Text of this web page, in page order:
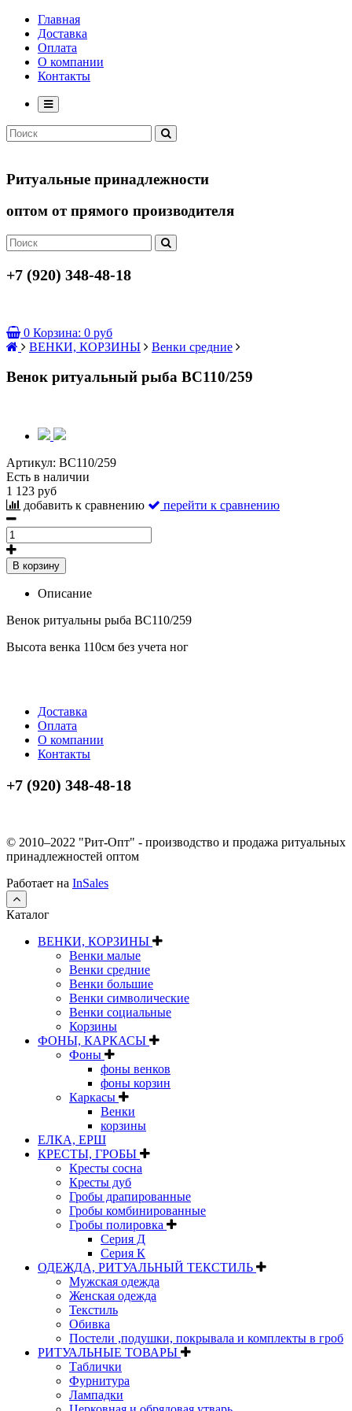
Главная
Доставка
Оплата
О компании
Контакты
Ритуальные принадлежности
оптом от прямого производителя
+7 (920) 348-48-18
0 Корзина: 0 руб
ВЕНКИ, КОРЗИНЫ
Венки средние
Венок ритуальный рыба ВС110/259
Артикул: ВС110/259
Есть в наличии
1 123 руб
добавить к сравнению
перейти к сравнению
В корзину
Описание
Венок ритуальны рыба ВС110/259
Высота венка 110см без учета ног
Доставка
Оплата
О компании
Контакты
+7 (920) 348-48-18
© 2010–2022 "Рит-Опт" - производство и продажа ритуальных
принадлежностей оптом
Работает на InSales
Каталог
ВЕНКИ, КОРЗИНЫ
Венки малые
Венки средние
Венки большие
Венки символические
Венки социальные
Корзины
ФОНЫ, КАРКАСЫ
Фоны
фоны венков
фоны корзин
Каркасы
Венки
корзины
ЕЛКА, ЕРШ
КРЕСТЫ, ГРОБЫ
Кресты сосна
Кресты дуб
Гробы драпированные
Гробы комбинированные
Гробы полировка
Серия Д
Серия К
ОДЕЖДА, РИТУАЛЬНЫЙ ТЕКСТИЛЬ
Мужская одежда
Женская одежда
Текстиль
Обивка
Постели ,подушки, покрывала и комплекты в гроб
РИТУАЛЬНЫЕ ТОВАРЫ
Таблички
Фурнитура
Лампадки